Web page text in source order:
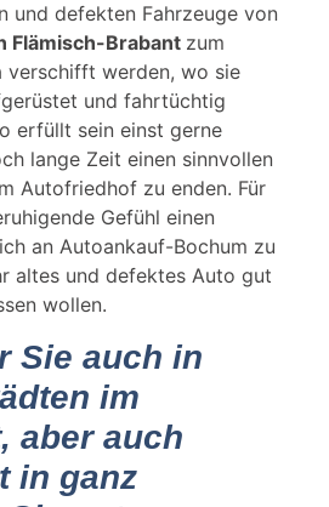
und defekten Fahrzeuge von
Flämisch-Brabant zum
verschifft werden, wo sie
und fahrtüchtig
erfüllt sein einst gerne
lange Zeit einen sinnvollen
Autofriedhof zu enden. Für
Gefühl einen
an Autoankauf-Bochum zu
altes und defektes Auto gut
wollen.
Sie auch in
im
aber auch
in ganz